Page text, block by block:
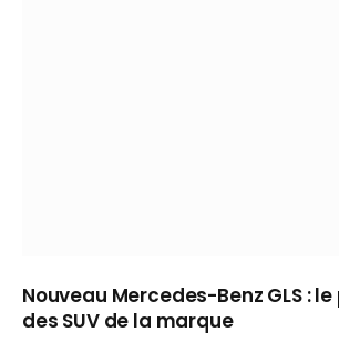
Nouveau Mercedes-Benz GLS :
des SUV de la marque